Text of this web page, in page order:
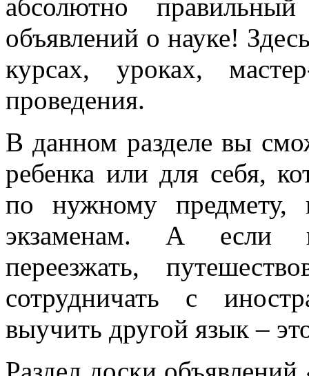
абсолютно
объявлений о науке!
курсах, уроках,
проведения.
В данном разделе вы
ребенка или для себя,
по нужному предмету,
экзаменам. А если
переезжать,
сотрудничать с
выучить другой язык –